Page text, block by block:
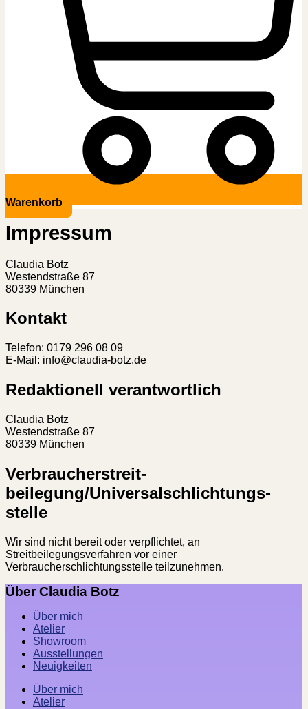
Warenkorb
Impressum
Claudia Botz
Westendstraße 87
80339 München
Kontakt
Telefon: 0179 296 08 09
E-Mail: info@claudia-botz.de
Redaktionell verantwortlich
Claudia Botz
Westendstraße 87
80339 München
Verbraucher­streit­
beilegung/Universal­schlichtungs­
stelle
Wir sind nicht bereit oder verpflichtet, an
Streitbeilegungsverfahren vor einer
Verbraucherschlichtungsstelle teilzunehmen.
Über Claudia Botz
Über mich
Atelier
Showroom
Ausstellungen
Neuigkeiten
Über mich
Atelier